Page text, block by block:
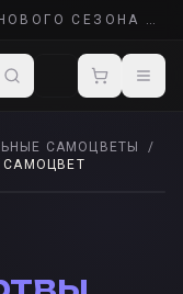
ЛИГА RUNES OF ALDUR — СТАРТ НОВОГО СЕЗОНА POE 2
САМОЦВЕТЫ
/